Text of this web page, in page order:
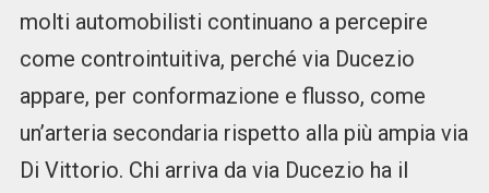
molti automobilisti continuano a percepire
come controintuitiva, perché via Ducezio
appare, per conformazione e flusso, come
un’arteria secondaria rispetto alla più ampia via
Di Vittorio. Chi arriva da via Ducezio ha il